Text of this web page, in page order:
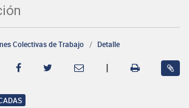
Colectivas de Trabajo Detalle
|